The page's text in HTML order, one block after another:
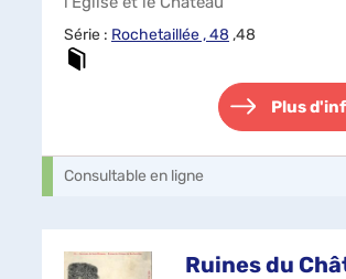
Série : Rochetaillée , 48 ,48
Plus
Consultable en ligne
Ruines du